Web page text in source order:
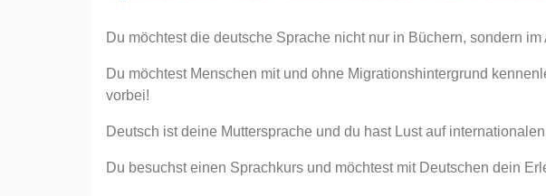
Du möchtest die deutsche Sprache nicht nur in Büchern, sondern
Du möchtest Menschen mit und ohne Migrationshintergrund
vorbei!
Deutsch ist deine Muttersprache und du hast Lust auf
Du besuchst einen Sprachkurs und möchtest mit Deutschen dein